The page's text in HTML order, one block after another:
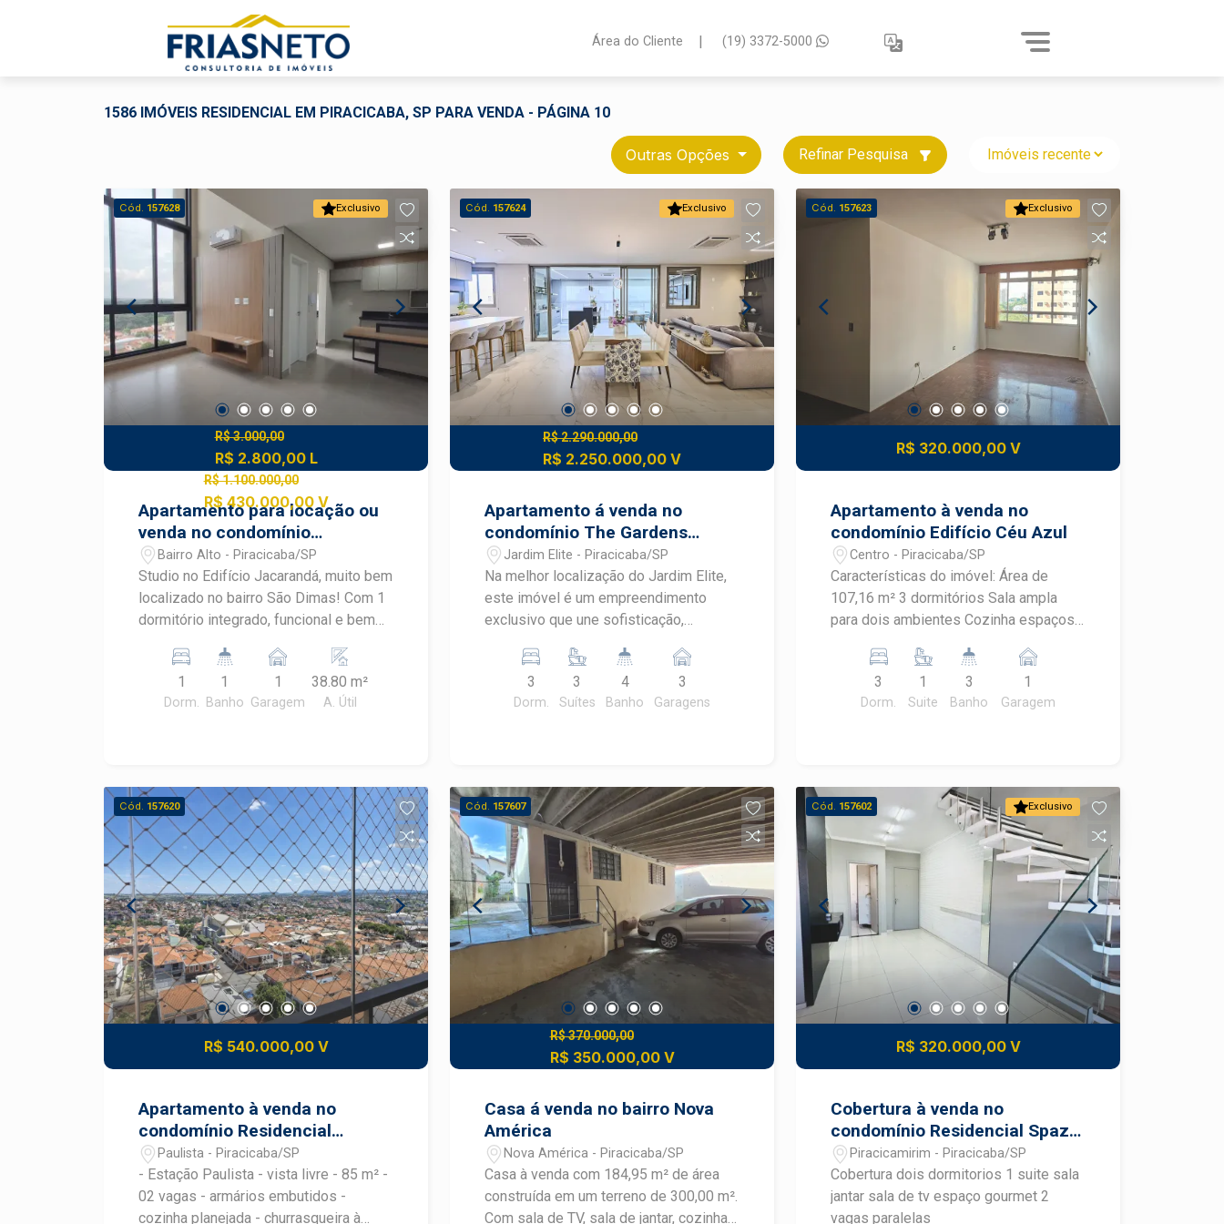
Área do Cliente | (19) 3372-5000
1586 IMÓVEIS RESIDENCIAL EM PIRACICABA, SP PARA VENDA - PÁGINA 10
Outras Opções Refinar Pesquisa
Exclusivo
Cód. 157628
R$ 3.000,00
R$ 2.800,00 L
R$ 1.100.000,00
R$ 430.000,00 V
Apartamento para locação ou
venda no condomínio
Jacarandá Stúdio
Bairro Alto - Piracicaba/SP
Studio no Edifício Jacarandá, muito bem
localizado no bairro São Dimas! Com 1
dormitório integrado, funcional e bem
condicionado, cozinha com armários,1
banheiro, área de serviço, armários
planejados e 01 vaga de garagem. Com
1
Dorm.
1
Banho
1
Garagem
38.80 m²
A. Útil
Exclusivo
Cód. 157624
R$ 2.290.000,00
R$ 2.250.000,00 V
Apartamento á venda no
condomínio The Gardens
Residencial
Jardim Elite - Piracicaba/SP
Na melhor localização do Jardim Elite,
este imóvel é um empreendimento
exclusivo que une sofisticação,
próximo a comércios, serviços e fácil
acesso às principais vias da cidade.
Apartamento de alto padrão - 3 suítes
com eletrodomésticos de alta
qualidade - Varanda gourmet com vista
livre - Ar-condicionado central -
Ambientes planejados com requinte e
excelente acabamento - Depósito
privativo - 3 vagas de garagem Imóvel
que proporciona conforto,
exclusividade e uma experiência única
de morar bem, com integração entre os
ambientes e espaço ideal para receber
com elegância. Construa seu futuro com
quem é agente de desenvolvimento do
mercado imobiliário de Piracicaba.
3
Dorm.
3
Suítes
4
Banho
3
Garagens
Exclusivo
Cód. 157623
R$ 320.000,00 V
Apartamento à venda no
condomínio Edifício Céu Azul
Centro - Piracicaba/SP
Características do imóvel: Área de
107,16 m² 3 dormitórios Sala ampla
para dois ambientes Cozinha espaçosa
de garagem Ambientes bem ventilados
e iluminados Diferenciais da
localização: Situado no Centro de
geral Região com ótima mobilidade e
infraestrutura completa Ideal para quem
deseja morar com comodidade,
praticidade e acesso rápido a tudo que
a cidade oferece. Entre em contato para
mais informações e agende uma visita.
3
Dorm.
1
Suite
3
Banho
1
Garagem
Cód. 157620
R$ 540.000,00 V
Apartamento à venda no
condomínio Residencial
Estação Paulista
Paulista - Piracicaba/SP
- Estação Paulista - vista livre - 85 m² -
02 vagas - armários embutidos -
cozinha planejada - churrasqueira à
Cód. 157607
R$ 370.000,00
R$ 350.000,00 V
Casa á venda no bairro Nova
América
Nova América - Piracicaba/SP
Casa à venda com 184,95 m² de área
construída em um terreno de 300,00 m².
Com sala de TV, sala de jantar, cozinha
Exclusivo
Cód. 157602
R$ 320.000,00 V
Cobertura à venda no
condomínio Residencial Spazio
Palazzo Di Spagna
Piracicamirim - Piracicaba/SP
Cobertura dois dormitorios 1 suite sala
jantar sala de tv espaço gourmet 2
vagas paralelas